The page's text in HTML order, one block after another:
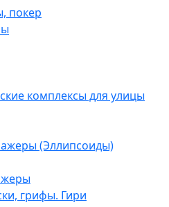
покер
комплексы для улицы
(Эллипсоиды)
грифы. Гири